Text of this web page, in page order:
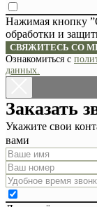
Нажимая кнопку
обработки и
СВЯЖИТЕСЬ СО
Ознакомиться с
данных.
Заказать
Укажите свои
вами